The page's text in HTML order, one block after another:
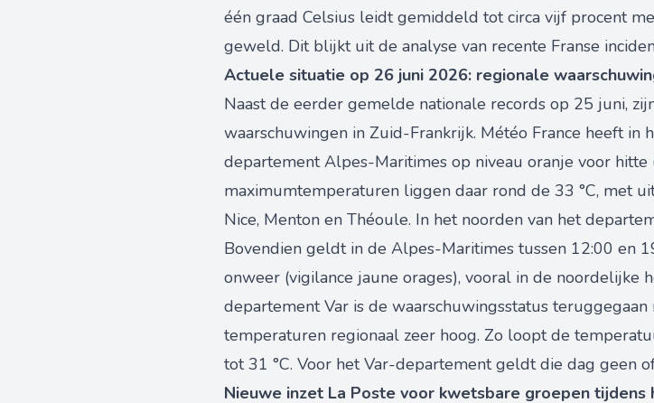
één graad Celsius leidt gemiddeld tot circa vijf procent
geweld. Dit blijkt uit de analyse van recente Franse
Actuele situatie op 26 juni 2026: regionale
Naast de eerder gemelde nationale records op 25 juni,
waarschuwingen in Zuid-Frankrijk. Météo France heeft
departement Alpes-Maritimes op niveau oranje voor hitte
maximumtemperaturen liggen daar rond de 33 °C, met
Nice, Menton en Théoule. In het noorden van het
Bovendien geldt in de Alpes-Maritimes tussen 12:00 en
onweer (vigilance jaune orages), vooral in de noordelijke
departement Var is de waarschuwingsstatus
temperaturen regionaal zeer hoog. Zo loopt de
tot 31 °C. Voor het Var-departement geldt die dag geen
Nieuwe inzet La Poste voor kwetsbare groepen